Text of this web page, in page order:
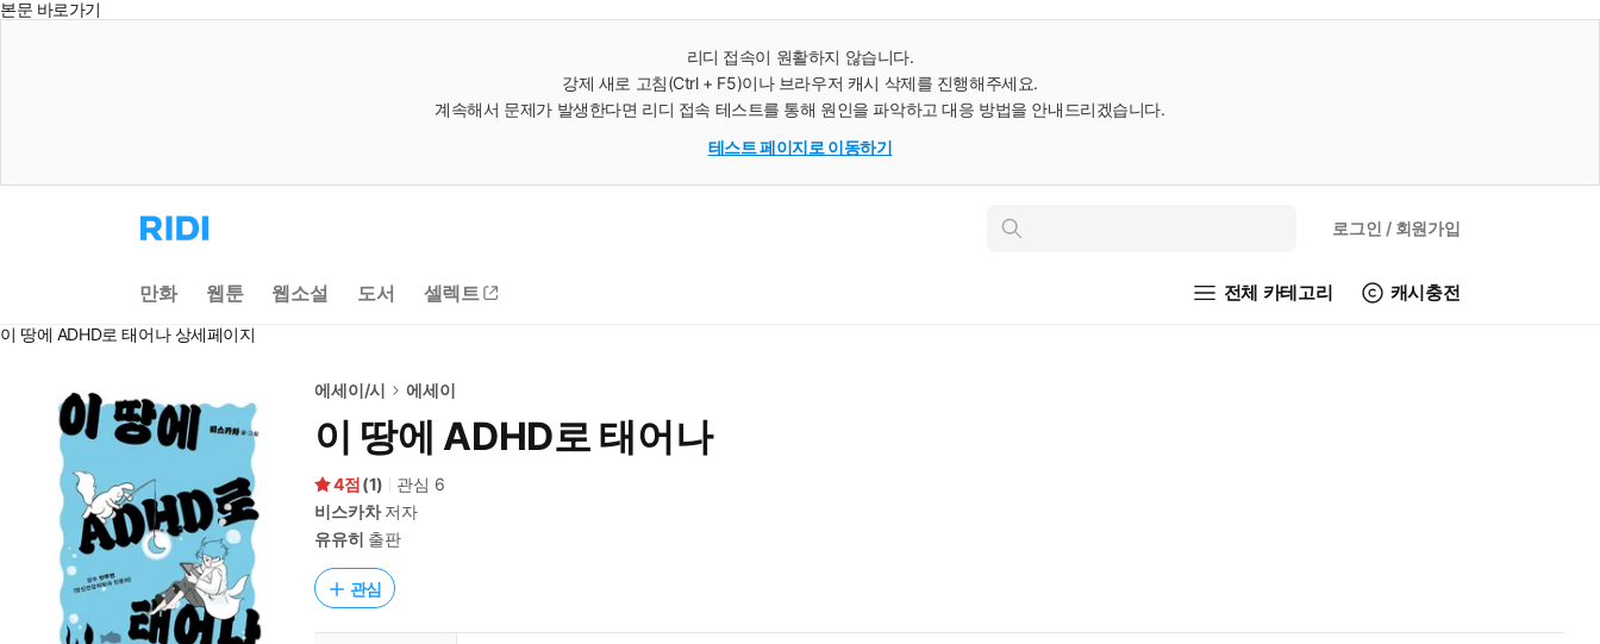
본문 바로가기
리디 접속이 원활하지 않습니다.
강제 새로 고침(Ctrl + F5)이나 브라우저 캐시 삭제를 진행해주세요.
계속해서 문제가 발생한다면 리디 접속 테스트를 통해 원인을 파악하고 대응 방법을 안내드리겠습니다.
테스트 페이지로 이동하기
리
디
으
로
동
인
로그인 / 회원가입
만화 웹툰 웹소설 도서 셀렉트 전체 카테고리 캐시충전
이 땅에 ADHD로 태어나 상세페이지
에세이/시 에세이
이 땅에 ADHD로 태어나
4 (1) 관심 6
비스카차저자
유유히 출판
관심